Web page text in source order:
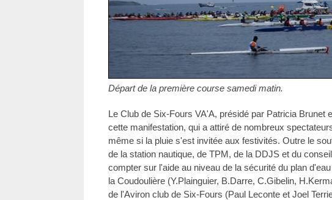
Départ de la première course samedi matin.
Le Club de Six-Fours VA'A, présidé par Patricia Brunet
cette manifestation, qui a attiré de nombreux
même si la pluie s'est invitée aux festivités. Outre le
de la station nautique, de TPM, de la DDJS et du
compter sur l'aide au niveau de la sécurité du plan
la Coudoulière (Y.Plainguier, B.Darre, C.Gibelin,
de l'Aviron club de Six-Fours (Paul Leconte et Joel